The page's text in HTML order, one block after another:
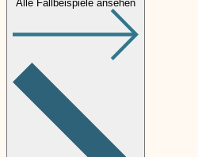
Alle Fallbeispiele ansehen